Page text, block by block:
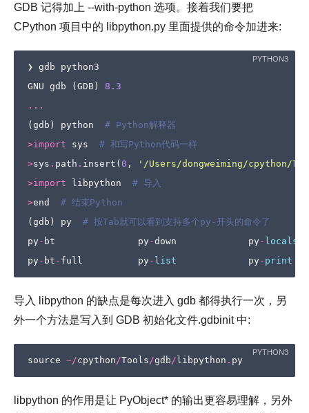
GDB 记得加上 --with-python 选项。接着我们要把
CPython 项目中的 libpython.py 里面提供的命令加进来:
❯ gdb
python3
GNU gdb ( GDB )
8.3
...
( gdb ) python
# Python解释器
>import sys
# 和写Python代码一样
>sys . path . insert ( 0 ,
'/Users/dongweiming/cpython/
>import libpython
# 导入
>end
# 结束Python
( gdb ) py
# 按Tab就可以看到支持多个py-开头的命令了
py - bt py -down py - locals
py - bt - full py - list py - print
导入 libpython 的缺点是每次进入 gdb 都得执行一次，另
外一个方法是写入到 GDB 初始化文件.gdbinit 中:
source ~/cpython/Tools/gdb/ libpython . py
libpython 的作用是让 PyObject* 的输出更容易理解，另外